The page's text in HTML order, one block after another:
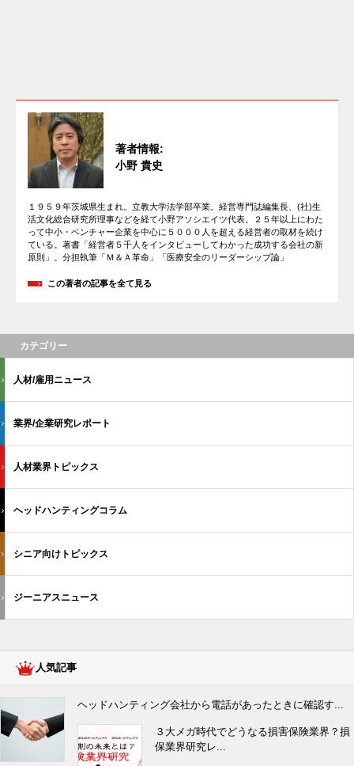
著者情報:
小野 貴史
１９５９年茨城県生まれ。立教大学法学部卒業。経営専門誌編集長、(社)生
活文化総合研究所理事などを経て小野アソシエイツ代表。２５年以上にわた
って中小・ベンチャー企業を中心に５０００人を超える経営者の取材を続け
ている。著書「経営者５千人をインタビューしてわかった成功する会社の新
原則」。分担執筆「Ｍ＆Ａ革命」「医療安全のリーダーシップ論」
この著者の記事を全て見る
カテゴリー
人材/雇用ニュース
業界/企業研究レポート
人材業界トピックス
ヘッドハンティングコラム
シニア向けトピックス
ジーニアスニュース
人気記事
ヘッドハンティング会社から電話があったときに確認す...
３大メガ時代でどうなる損害保険業界？損
保業界研究レ...